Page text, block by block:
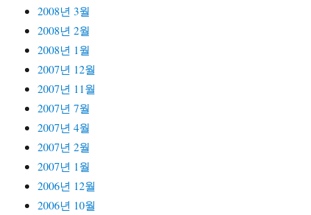
2008년 3월
2008년 2월
2008년 1월
2007년 12월
2007년 11월
2007년 7월
2007년 4월
2007년 2월
2007년 1월
2006년 12월
2006년 10월